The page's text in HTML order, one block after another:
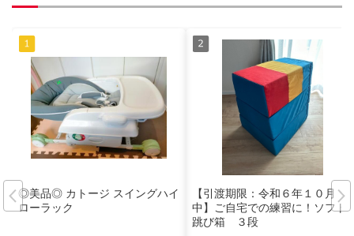
◎美品◎ カトージ スイングハイ
ローラック
【引渡期限：令和６年１０月
中】ご自宅での練習に！ソフト
跳び箱 ３段